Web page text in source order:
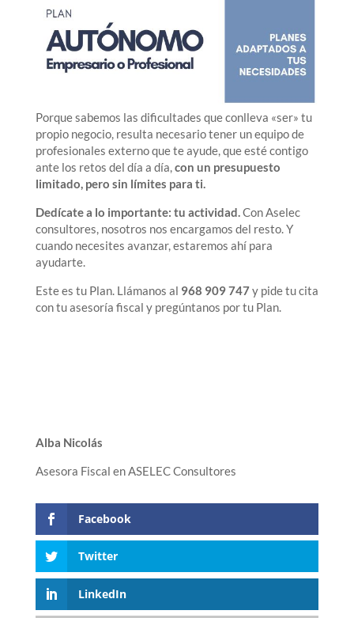
Porque sabemos las dificultades que conlleva «ser» tu
propio negocio, resulta necesario tener un equipo de
profesionales externo que te ayude, que esté contigo
ante los retos del día a día,con un presupuesto
limitado, pero sin límites para ti.
Dedícate a lo importante: tu actividad.Con Aselec
consultores, nosotros nos encargamos del resto. Y
cuando necesites avanzar, estaremos ahí para
ayudarte.
Este es tu Plan. Llámanos al 968 909 747y pide tu cita
con tu asesoría fiscal y pregúntanos por tu Plan.
Alba Nicolás
Asesora Fiscal en ASELEC Consultores
Facebook
Twitter
LinkedIn